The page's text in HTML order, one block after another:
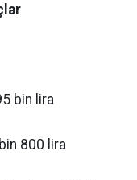
bin lira
800 lira